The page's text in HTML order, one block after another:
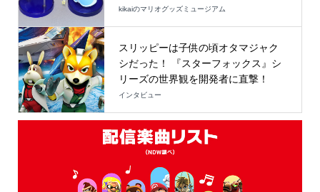
kikaiのマリオグッズミュージアム
スリッピーは子供の頃オタマジャク
シだった！ 『スターフォックス』シ
リーズの世界観を開発者に直撃！
インタビュー